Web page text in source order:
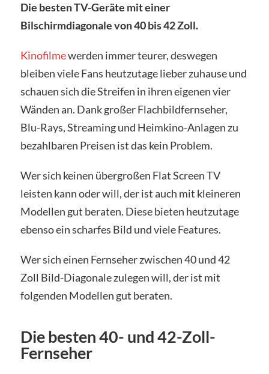
Die besten TV-Geräte mit einer
Bilschirmdiagonale von 40 bis 42 Zoll.
Kinofilmewerden immer teurer, deswegen
bleiben viele Fans heutzutage lieber zuhause und
schauen sich die Streifen in ihren eigenen vier
Wänden an. Dank großer Flachbildfernseher,
Blu-Rays, Streaming und Heimkino-Anlagen zu
bezahlbaren Preisen ist das kein Problem.
Wer sich keinen übergroßen Flat Screen TV
leisten kann oder will, der ist auch mit kleineren
Modellen gut beraten. Diese bieten heutzutage
ebenso ein scharfes Bild und viele Features.
Wer sich einen Fernseher zwischen 40 und 42
Zoll Bild-Diagonale zulegen will, der ist mit
folgenden Modellen gut beraten.
Die besten 40- und 42-Zoll-
Fernseher